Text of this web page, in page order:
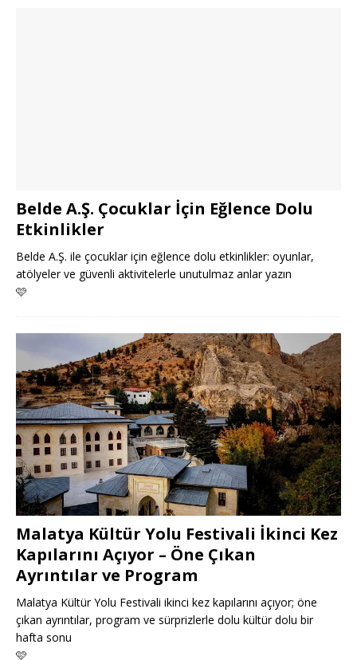
Belde A.Ş. Çocuklar İçin Eğlence Dolu
Etkinlikler
Belde A.Ş. ile çocuklar için eğlence dolu etkinlikler: oyunlar,
atölyeler ve güvenli aktivitelerle unutulmaz anlar yazın
🩷
Malatya Kültür Yolu Festivali İkinci Kez
Kapılarını Açıyor – Öne Çıkan
Ayrıntılar ve Program
Malatya Kültür Yolu Festivali ikinci kez kapılarını açıyor; öne
çıkan ayrıntılar, program ve sürprizlerle dolu kültür dolu bir
hafta sonu
🩷